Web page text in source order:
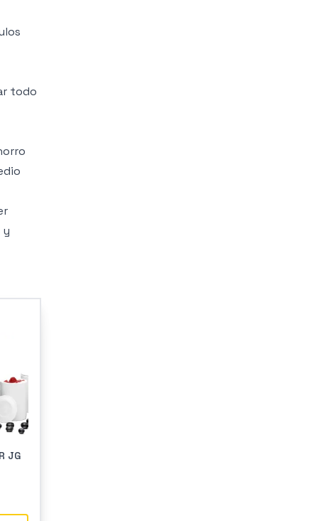
todo
y
JG